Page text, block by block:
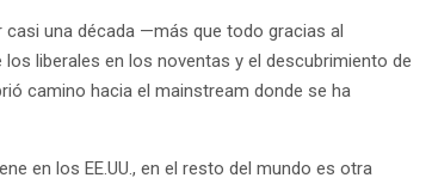
una década —más que todo gracias al
liberales en los noventas y el descubrimiento de
camino hacia el mainstream donde se ha
en los EE.UU., en el resto del mundo es otra